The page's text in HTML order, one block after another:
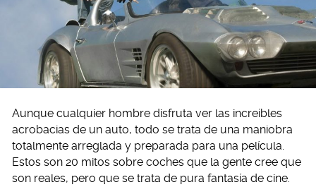
Aunque cualquier hombre disfruta ver las increíbles
acrobacias de un auto, todo se trata de una maniobra
totalmente arreglada y preparada para una película.
Estos son 20 mitos sobre coches que la gente cree que
son reales, pero que se trata de pura fantasía de cine.